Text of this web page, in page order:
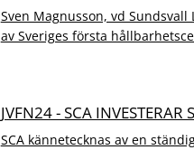
Sven Magnusson, vd
av Sveriges första
JVFN24 - SCA INVESTERAR
SCA kännetecknas av en